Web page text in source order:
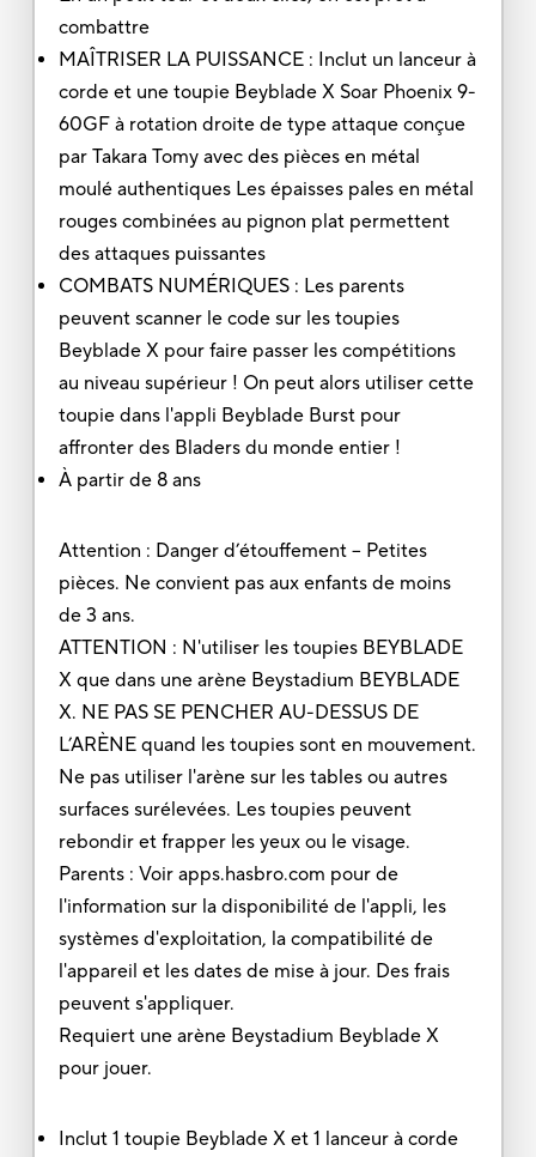
combattre
MAÎTRISER LA PUISSANCE : Inclut un lanceur à
corde et une toupie Beyblade X Soar Phoenix 9-
60GF à rotation droite de type attaque conçue
par Takara Tomy avec des pièces en métal
moulé authentiques Les épaisses pales en métal
rouges combinées au pignon plat permettent
des attaques puissantes
COMBATS NUMÉRIQUES : Les parents
peuvent scanner le code sur les toupies
Beyblade X pour faire passer les compétitions
au niveau supérieur ! On peut alors utiliser cette
toupie dans l'appli Beyblade Burst pour
affronter des Bladers du monde entier !
À partir de 8 ans
Attention : Danger d’étouffement – Petites
pièces. Ne convient pas aux enfants de moins
de 3 ans.
ATTENTION : N'utiliser les toupies BEYBLADE
X que dans une arène Beystadium BEYBLADE
X. NE PAS SE PENCHER AU-DESSUS DE
L’ARÈNE quand les toupies sont en mouvement.
Ne pas utiliser l'arène sur les tables ou autres
surfaces surélevées. Les toupies peuvent
rebondir et frapper les yeux ou le visage.
Parents : Voir apps.hasbro.com pour de
l'information sur la disponibilité de l'appli, les
systèmes d'exploitation, la compatibilité de
l'appareil et les dates de mise à jour. Des frais
peuvent s'appliquer.
Requiert une arène Beystadium Beyblade X
pour jouer.
Inclut 1 toupie Beyblade X et 1 lanceur à corde